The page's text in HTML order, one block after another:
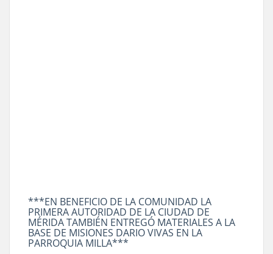
***EN BENEFICIO DE LA COMUNIDAD LA
PRIMERA AUTORIDAD DE LA CIUDAD DE
MÉRIDA TAMBIÉN ENTREGÓ MATERIALES A LA
BASE DE MISIONES DARIO VIVAS EN LA
PARROQUIA MILLA***